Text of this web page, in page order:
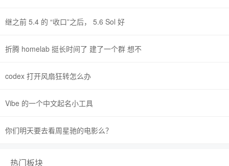
继之前 5.4 的 “收口”之后， 5.6 Sol 好
折腾 homelab 挺长时间了 建了一个群 想不
codex 打开风扇狂转怎么办
Vibe 的一个中文起名小工具
你们明天要去看周星驰的电影么？
热门板块